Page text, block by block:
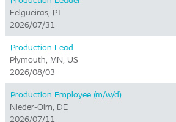
Felgueiras, PT
2026/07/31
Production Lead
Plymouth, MN, US
2026/08/03
Production Employee (m/w/d)
Nieder-Olm, DE
2026/07/11